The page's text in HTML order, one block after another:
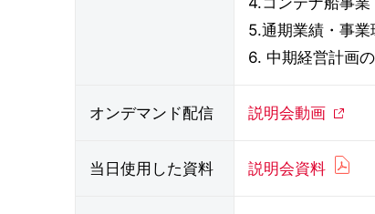
5.通期業績・事業
6. 中期経営計画
オンデマンド配信 説明会動画
当日使用した資料 説明会資料